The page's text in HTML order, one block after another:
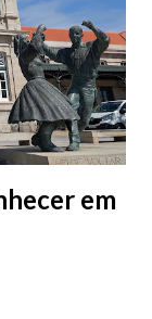
em